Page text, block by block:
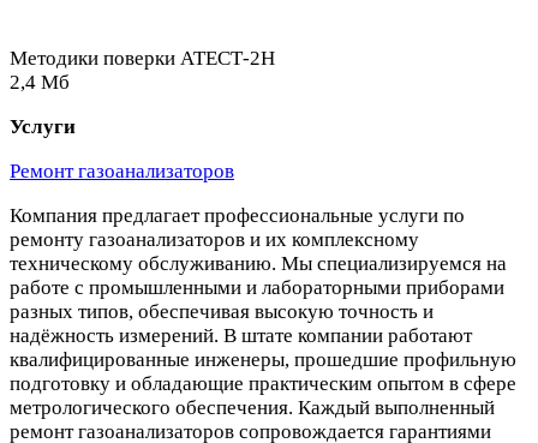
Методики поверки АТЕСТ-2Н
2,4 Мб
Услуги
Ремонт газоанализаторов
Компания предлагает профессиональные услуги по
ремонту газоанализаторов и их комплексному
техническому обслуживанию. Мы специализируемся на
работе с промышленными и лабораторными приборами
разных типов, обеспечивая высокую точность и
надёжность измерений. В штате компании работают
квалифицированные инженеры, прошедшие профильную
подготовку и обладающие практическим опытом в сфере
метрологического обеспечения. Каждый выполненный
ремонт газоанализаторов сопровождается гарантиями